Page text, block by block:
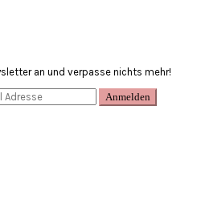
an und verpasse nichts mehr!